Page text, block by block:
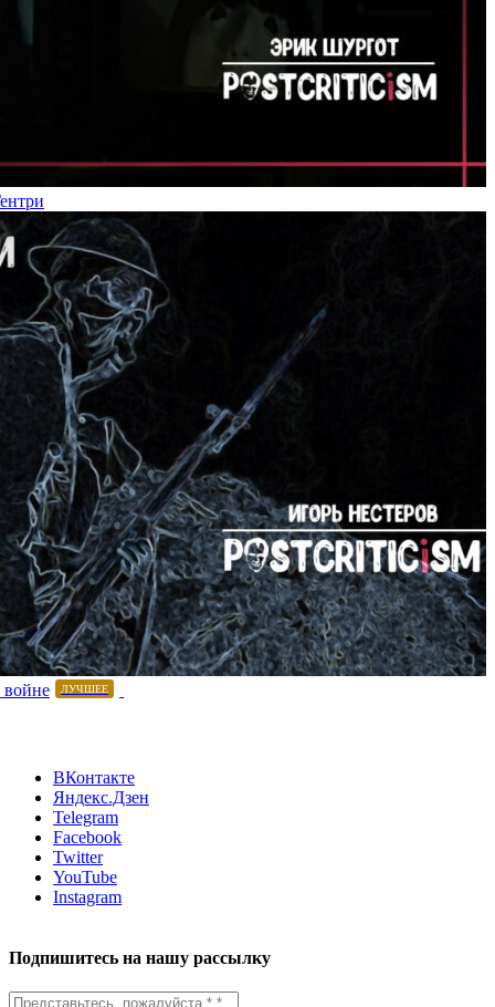
ЛУЧШЕЕ
ВКонтакте
Яндекс.Дзен
Telegram
Facebook
Twitter
YouTube
Instagram
Подпишитесь на нашу рассылку